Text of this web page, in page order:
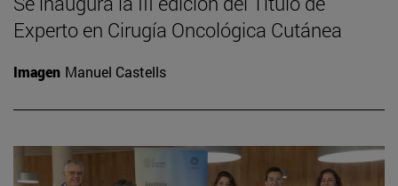
Experto en Cirugía Oncológica Cutánea
Imagen Manuel Castells